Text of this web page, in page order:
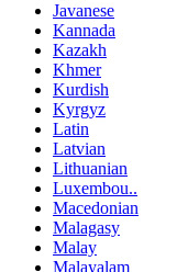
Javanese
Kannada
Kazakh
Khmer
Kurdish
Kyrgyz
Latin
Latvian
Lithuanian
Luxembou..
Macedonian
Malagasy
Malay
Malayalam